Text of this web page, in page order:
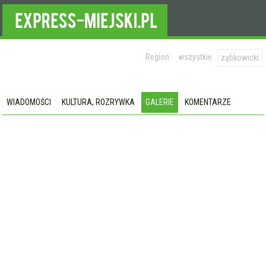
Region: wszystkie ząbkowicki
WIADOMOŚCI KULTURA, ROZRYWKA GALERIE KOMENTARZE